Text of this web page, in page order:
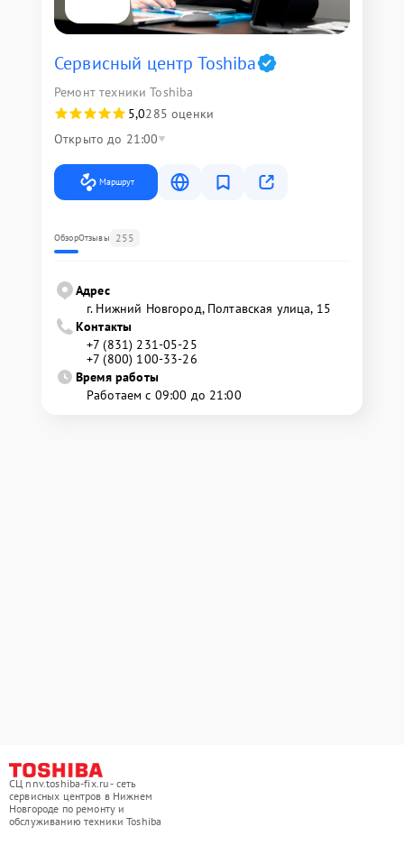
Сервисный центр Toshiba
Ремонт техники Toshiba
5,0285 оценки
Открыто до 21:00
Маршрут
ОбзорОтзывы 255
Адрес
г. Нижний Новгород, Полтавская улица, 15
Контакты
+7 (831) 231-05-25
+7 (800) 100-33-26
Время работы
Работаем с 09:00 до 21:00
СЦ nnv.toshiba-fix.ru - сеть
сервисных центров в Нижнем
Новгороде по ремонту и
обслуживанию техники Toshiba